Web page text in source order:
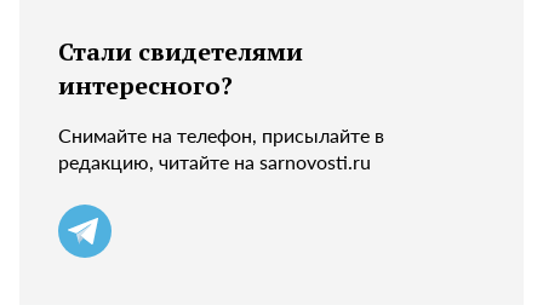
Стали свидетелями
интересного?
Снимайте на телефон, присылайте в
редакцию, читайте на sarnovosti.ru